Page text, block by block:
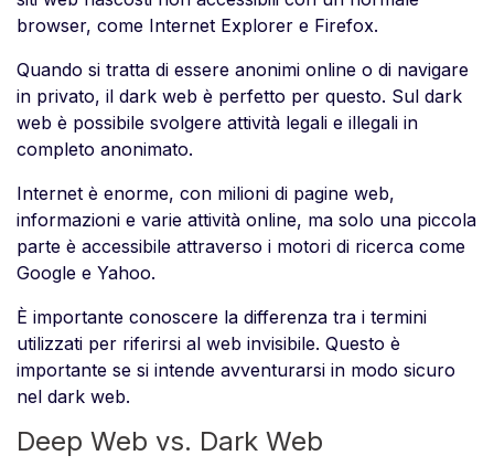
browser, come Internet Explorer e Firefox.
Quando si tratta di essere anonimi online o di navigare
in privato, il dark web è perfetto per questo. Sul dark
web è possibile svolgere attività legali e illegali in
completo anonimato.
Internet è enorme, con milioni di pagine web,
informazioni e varie attività online, ma solo una piccola
parte è accessibile attraverso i motori di ricerca come
Google e Yahoo.
È importante conoscere la differenza tra i termini
utilizzati per riferirsi al web invisibile. Questo è
importante se si intende avventurarsi in modo sicuro
nel dark web.
Deep Web vs. Dark Web